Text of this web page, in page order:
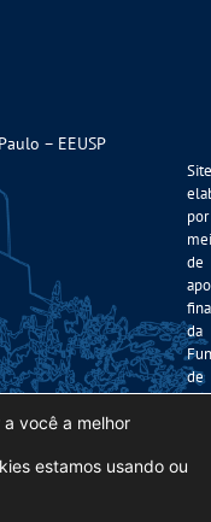
– EEUSP
Site
por
de
da
de
você a melhor
estamos usando ou